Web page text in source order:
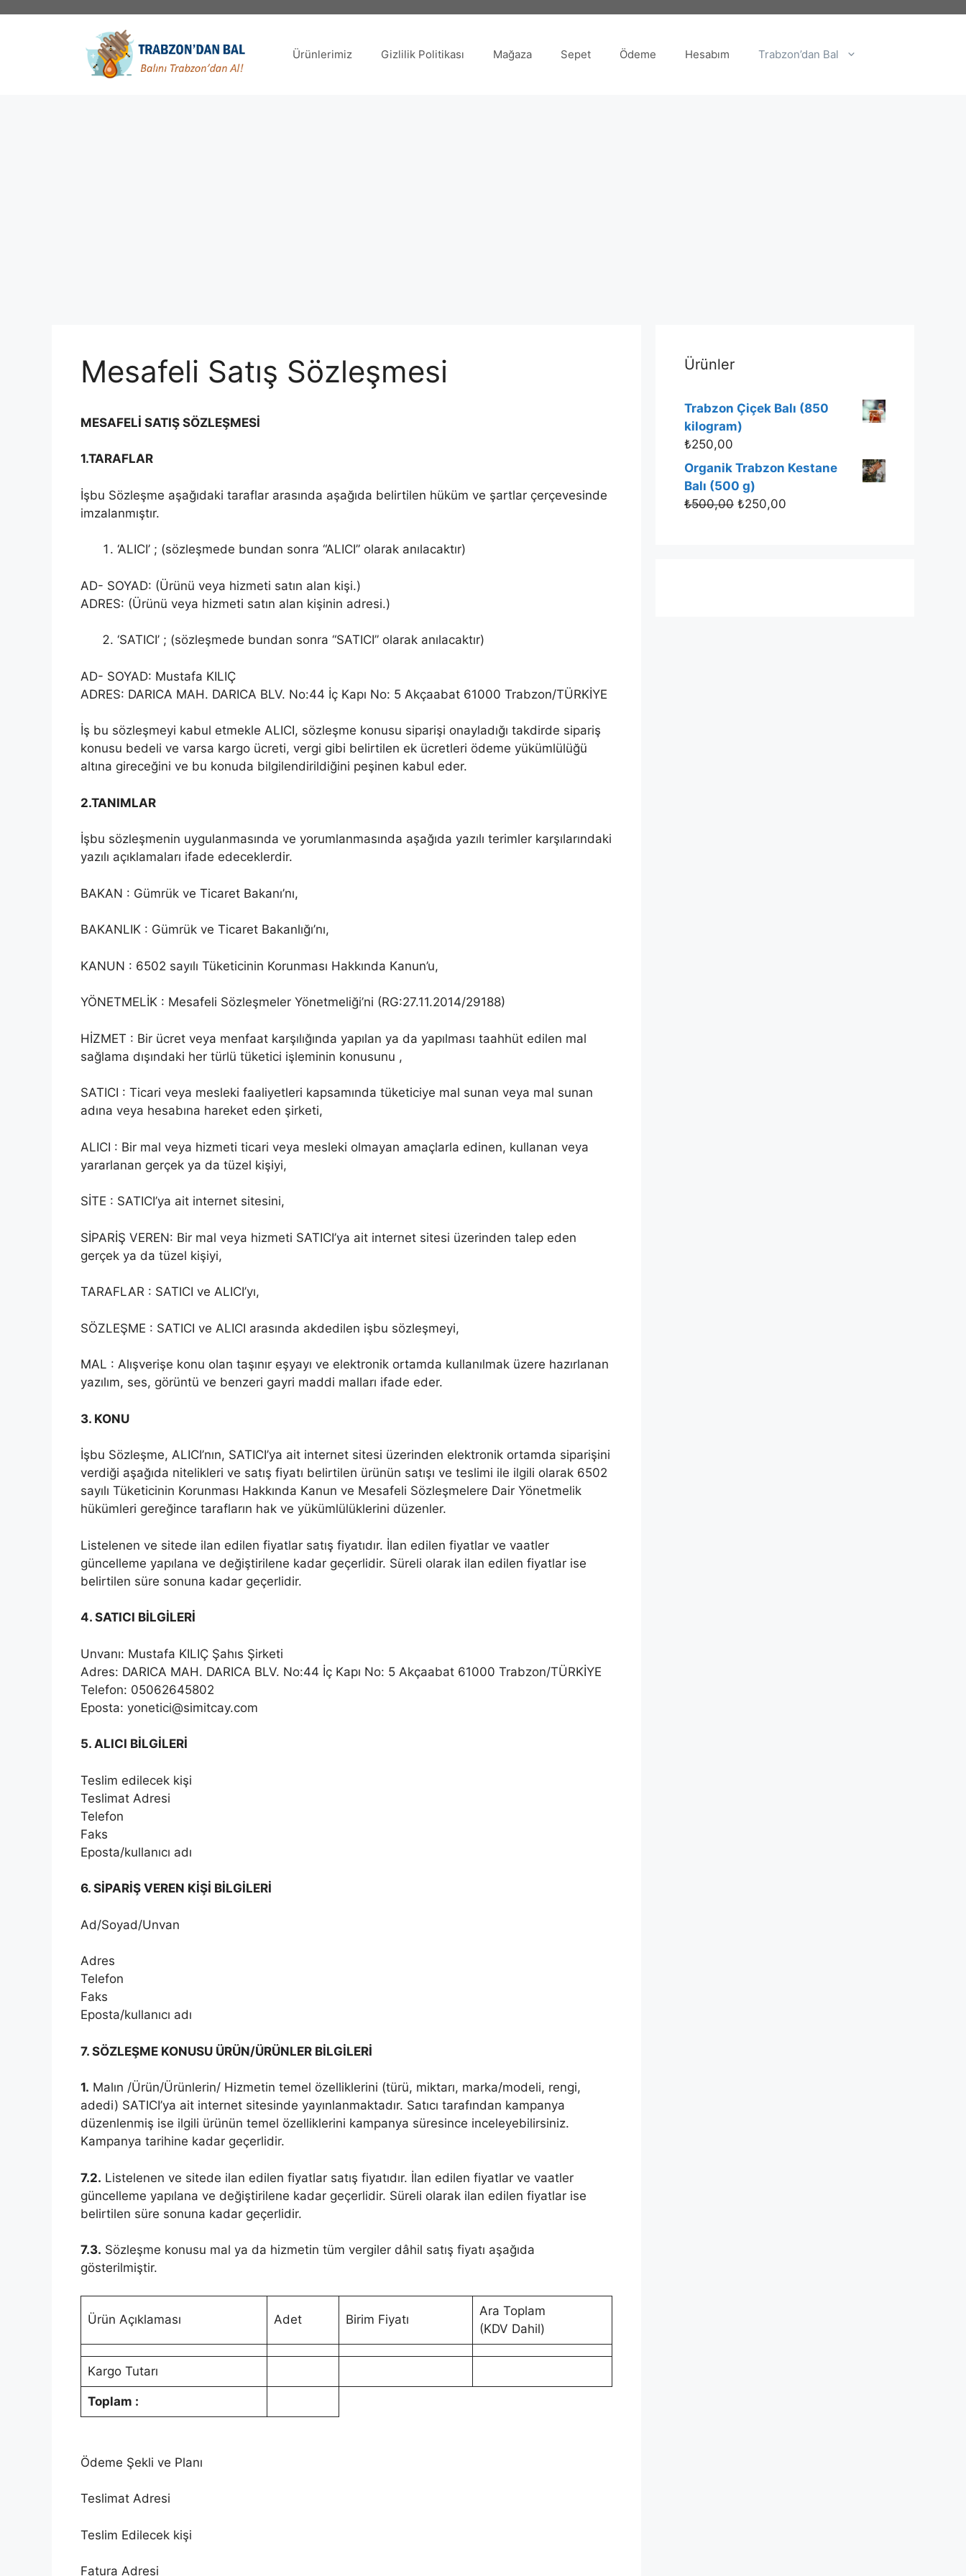
Ürünlerimiz Gizlilik Politikası Mağaza Sepet Ödeme Hesabım Trabzon’dan Bal
Mesafeli Satış Sözleşmesi
MESAFELİ SATIŞ SÖZLEŞMESİ
1.TARAFLAR
İşbu Sözleşme aşağıdaki taraflar arasında aşağıda belirtilen hüküm ve şartlar çerçevesinde
imzalanmıştır.
‘ALICI’ ; (sözleşmede bundan sonra “ALICI” olarak anılacaktır)
AD- SOYAD: (Ürünü veya hizmeti satın alan kişi.)
ADRES: (Ürünü veya hizmeti satın alan kişinin adresi.)
‘SATICI’ ; (sözleşmede bundan sonra “SATICI” olarak anılacaktır)
AD- SOYAD: Mustafa KILIÇ
ADRES: DARICA MAH. DARICA BLV. No:44 İç Kapı No: 5 Akçaabat 61000 Trabzon/TÜRKİYE
İş bu sözleşmeyi kabul etmekle ALICI, sözleşme konusu siparişi onayladığı takdirde sipariş
konusu bedeli ve varsa kargo ücreti, vergi gibi belirtilen ek ücretleri ödeme yükümlülüğü
altına gireceğini ve bu konuda bilgilendirildiğini peşinen kabul eder.
2.TANIMLAR
İşbu sözleşmenin uygulanmasında ve yorumlanmasında aşağıda yazılı terimler karşılarındaki
yazılı açıklamaları ifade edeceklerdir.
BAKAN : Gümrük ve Ticaret Bakanı’nı,
BAKANLIK : Gümrük ve Ticaret Bakanlığı’nı,
KANUN : 6502 sayılı Tüketicinin Korunması Hakkında Kanun’u,
YÖNETMELİK : Mesafeli Sözleşmeler Yönetmeliği’ni (RG:27.11.2014/29188)
HİZMET : Bir ücret veya menfaat karşılığında yapılan ya da yapılması taahhüt edilen mal
sağlama dışındaki her türlü tüketici işleminin konusunu ,
SATICI : Ticari veya mesleki faaliyetleri kapsamında tüketiciye mal sunan veya mal sunan
adına veya hesabına hareket eden şirketi,
ALICI : Bir mal veya hizmeti ticari veya mesleki olmayan amaçlarla edinen, kullanan veya
yararlanan gerçek ya da tüzel kişiyi,
SİTE : SATICI’ya ait internet sitesini,
SİPARİŞ VEREN: Bir mal veya hizmeti SATICI’ya ait internet sitesi üzerinden talep eden
gerçek ya da tüzel kişiyi,
TARAFLAR : SATICI ve ALICI’yı,
SÖZLEŞME : SATICI ve ALICI arasında akdedilen işbu sözleşmeyi,
MAL : Alışverişe konu olan taşınır eşyayı ve elektronik ortamda kullanılmak üzere hazırlanan
yazılım, ses, görüntü ve benzeri gayri maddi malları ifade eder.
3. KONU
İşbu Sözleşme, ALICI’nın, SATICI’ya ait internet sitesi üzerinden elektronik ortamda siparişini
verdiği aşağıda nitelikleri ve satış fiyatı belirtilen ürünün satışı ve teslimi ile ilgili olarak 6502
sayılı Tüketicinin Korunması Hakkında Kanun ve Mesafeli Sözleşmelere Dair Yönetmelik
hükümleri gereğince tarafların hak ve yükümlülüklerini düzenler.
Listelenen ve sitede ilan edilen fiyatlar satış fiyatıdır. İlan edilen fiyatlar ve vaatler
güncelleme yapılana ve değiştirilene kadar geçerlidir. Süreli olarak ilan edilen fiyatlar ise
belirtilen süre sonuna kadar geçerlidir.
4. SATICI BİLGİLERİ
Unvanı: Mustafa KILIÇ Şahıs Şirketi
Adres: DARICA MAH. DARICA BLV. No:44 İç Kapı No: 5 Akçaabat 61000 Trabzon/TÜRKİYE
Telefon: 05062645802
Eposta: yonetici@simitcay.com
5. ALICI BİLGİLERİ
Teslim edilecek kişi
Teslimat Adresi
Telefon
Faks
Eposta/kullanıcı adı
6. SİPARİŞ VEREN KİŞİ BİLGİLERİ
Ad/Soyad/Unvan
Adres
Telefon
Faks
Eposta/kullanıcı adı
7. SÖZLEŞME KONUSU ÜRÜN/ÜRÜNLER BİLGİLERİ
1. Malın /Ürün/Ürünlerin/ Hizmetin temel özelliklerini (türü, miktarı, marka/modeli, rengi,
adedi) SATICI’ya ait internet sitesinde yayınlanmaktadır. Satıcı tarafından kampanya
düzenlenmiş ise ilgili ürünün temel özelliklerini kampanya süresince inceleyebilirsiniz.
Kampanya tarihine kadar geçerlidir.
7.2. Listelenen ve sitede ilan edilen fiyatlar satış fiyatıdır. İlan edilen fiyatlar ve vaatler
güncelleme yapılana ve değiştirilene kadar geçerlidir. Süreli olarak ilan edilen fiyatlar ise
belirtilen süre sonuna kadar geçerlidir.
7.3. Sözleşme konusu mal ya da hizmetin tüm vergiler dâhil satış fiyatı aşağıda
gösterilmiştir.
Ürün Açıklaması Adet Birim Fiyatı
Ara Toplam
(KDV Dahil)
Kargo Tutarı
Toplam :
Ödeme Şekli ve Planı
Teslimat Adresi
Teslim Edilecek kişi
Fatura Adresi
Ürünler
Trabzon Çiçek Balı (850
kilogram)
₺250,00
Organik Trabzon Kestane
Balı (500 g)
₺500,00 ₺250,00